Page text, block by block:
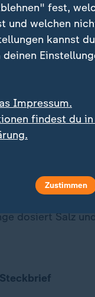
dazu, den
abgeschnitten,
und für circa
aufbewahren.
von
Wasser geben,
heißes Wasser
dosiert Salz
fest,
und welchen
kannst
Impressum.
findest du in
Zustimmen